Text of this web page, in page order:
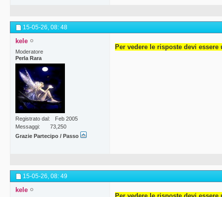
15-05-26, 08: 48
kele
Moderatore
Perla Rara
Registrato dal
Feb 2005
Messaggi
73,250
Grazie Partecipo / Passo
Per vedere le risposte devi
15-05-26, 08: 49
kele